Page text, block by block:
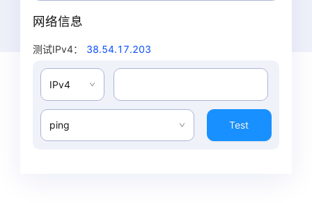
网络信息
测试IPv4： 38.54.17.203
IPv4
ping Test